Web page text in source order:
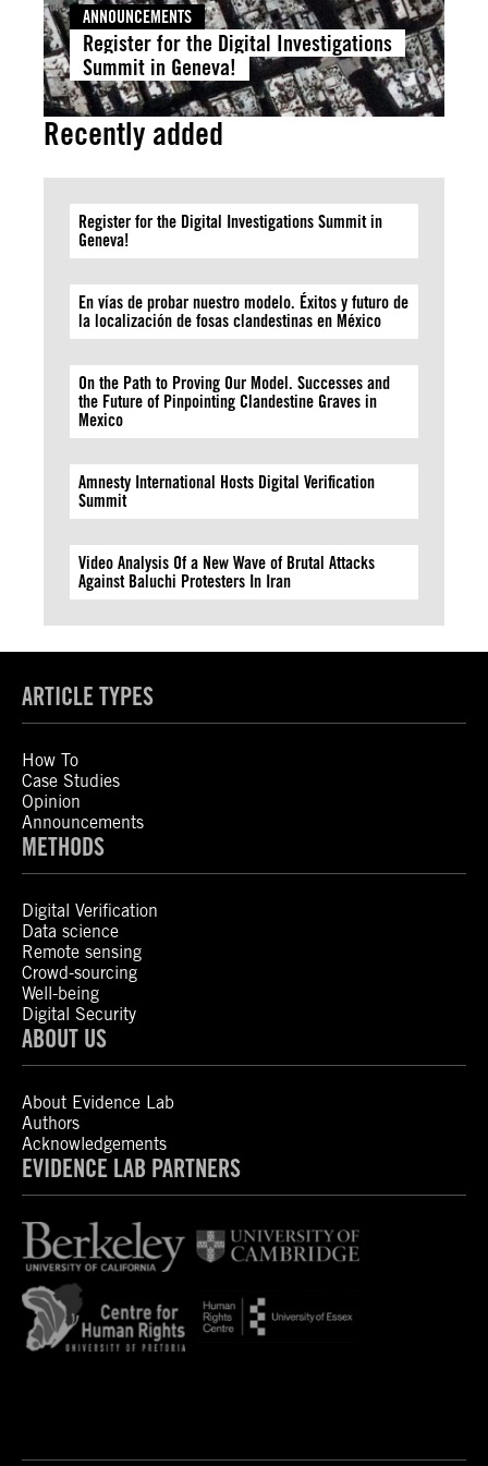
ANNOUNCEMENTS
Register for the Digital Investigations
Summit in Geneva!
Recently added
Register for the Digital Investigations Summit in
Geneva!
En vías de probar nuestro modelo. Éxitos y futuro de
la localización de fosas clandestinas en México
On the Path to Proving Our Model. Successes and
the Future of Pinpointing Clandestine Graves in
Mexico
Amnesty International Hosts Digital Verification
Summit
Video Analysis Of a New Wave of Brutal Attacks
Against Baluchi Protesters In Iran
ARTICLE TYPES
How To
Case Studies
Opinion
Announcements
METHODS
Digital Verification
Data science
Remote sensing
Crowd-sourcing
Well-being
Digital Security
ABOUT US
About Evidence Lab
Authors
Acknowledgements
EVIDENCE LAB PARTNERS